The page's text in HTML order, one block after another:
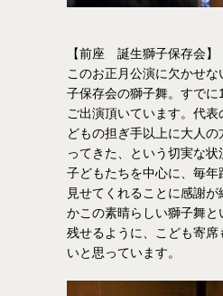
【前座 誕生獅子保存会】
このお正月公演に欠かせ
子保存会の獅子舞。すでに
ご出演頂いています。代
どもの担ぎ手以上に大人
ってきた、という切実な
子どもたちを中心に、毎年
見せてくれることに感謝
かこの素晴らしい獅子舞
残せるように、こども寄席
いと思っています。